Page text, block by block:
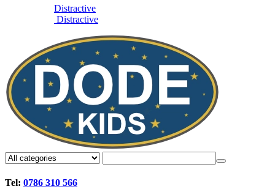
Distractive
Distractive
Tel: 0786 310 566